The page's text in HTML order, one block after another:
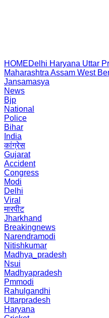
HOMEDelhi Haryana Uttar
Maharashtra Assam West
Jansamasya
News
Bjp
National
Police
Bihar
India
कांग्रेस
Gujarat
Accident
Congress
Modi
Delhi
Viral
मारपीट
Jharkhand
Breakingnews
Narendramodi
Nitishkumar
Madhya_pradesh
Nsui
Madhyapradesh
Pmmodi
Rahulgandhi
Uttarpradesh
Haryana